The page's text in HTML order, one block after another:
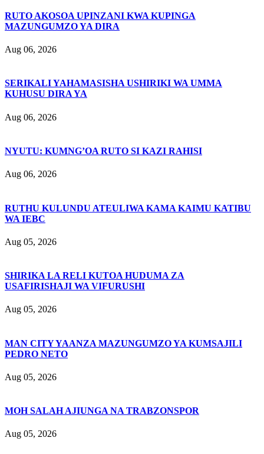
RUTO AKOSOA UPINZANI KWA KUPINGA
MAZUNGUMZO YA DIRA
Aug 06, 2026
SERIKALI YAHAMASISHA USHIRIKI WA UMMA
KUHUSU DIRA YA
Aug 06, 2026
NYUTU: KUMNG’OA RUTO SI KAZI RAHISI
Aug 06, 2026
RUTHU KULUNDU ATEULIWA KAMA KAIMU KATIBU
WA IEBC
Aug 05, 2026
SHIRIKA LA RELI KUTOA HUDUMA ZA
USAFIRISHAJI WA VIFURUSHI
Aug 05, 2026
MAN CITY YAANZA MAZUNGUMZO YA KUMSAJILI
PEDRO NETO
Aug 05, 2026
MOH SALAH AJIUNGA NA TRABZONSPOR
Aug 05, 2026